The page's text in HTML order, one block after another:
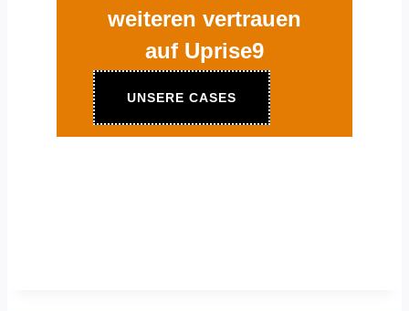
weiteren vertrauen
auf Uprise9
UNSERE CASES